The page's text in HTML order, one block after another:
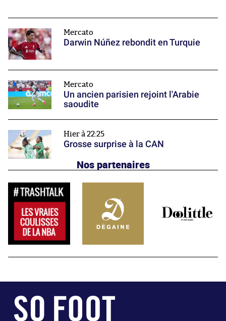
Mercato
Darwin Núñez rebondit en Turquie
Mercato
Un ancien parisien rejoint l'Arabie
saoudite
Hier à 22:25
Grosse surprise à la CAN
Nos partenaires